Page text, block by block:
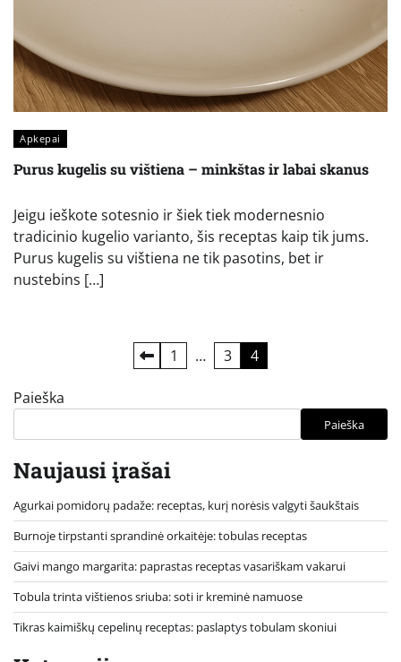
Apkepai
Purus kugelis su vištiena – minkštas ir labai skanus
Jeigu ieškote sotesnio ir šiek tiek modernesnio
tradicinio kugelio varianto, šis receptas kaip tik jums.
Purus kugelis su vištiena ne tik pasotins, bet ir
nustebins […]
puslapiavimas
1 … 3 4
Paieška
Paieška
Naujausi įrašai
Agurkai pomidorų padaže: receptas, kurį norėsis valgyti šaukštais
Burnoje tirpstanti sprandinė orkaitėje: tobulas receptas
Gaivi mango margarita: paprastas receptas vasariškam vakarui
Tobula trinta vištienos sriuba: soti ir kreminė namuose
Tikras kaimiškų cepelinų receptas: paslaptys tobulam skoniui